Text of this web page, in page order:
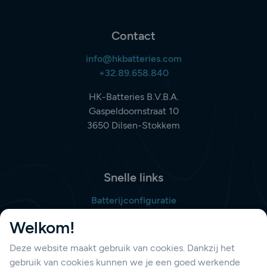
Contact
info@hkbatteries.com
+32.89.658.840
HK-Batteries B.V.B.A.
Gaspeldoornstraat 10
3650 Dilsen-Stokkem
Snelle links
Batterijconfiguratie
Support
Welkom!
Deze website maakt gebruik van cookies. Dankzij het
gebruik van cookies kunnen we je een goed werkende